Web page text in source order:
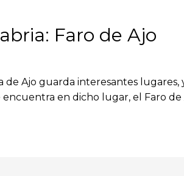
Faro de Ajo
de Ajo guarda interesantes
encuentra en dicho lugar, el Faro de